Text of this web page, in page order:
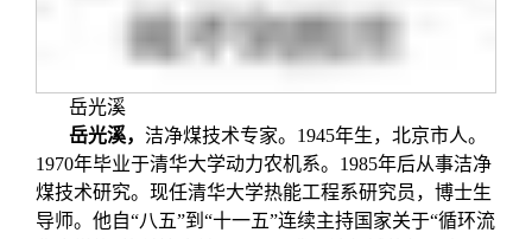
岳光溪
岳光溪， 洁净煤技术专家。1945年生，北京市人。
1970年毕业于清华大学动力农机系。1985年后从事洁净
煤技术研究。现任清华大学热能工程系研究员，博士生
导师。他自“八五”到“十一五”连续主持国家关于“循环流